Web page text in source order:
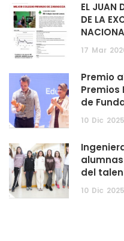
EL JUAN
DE LA
17 Mar
Premio
Premios
de
10 Dic 2025
del
10 Dic 2025